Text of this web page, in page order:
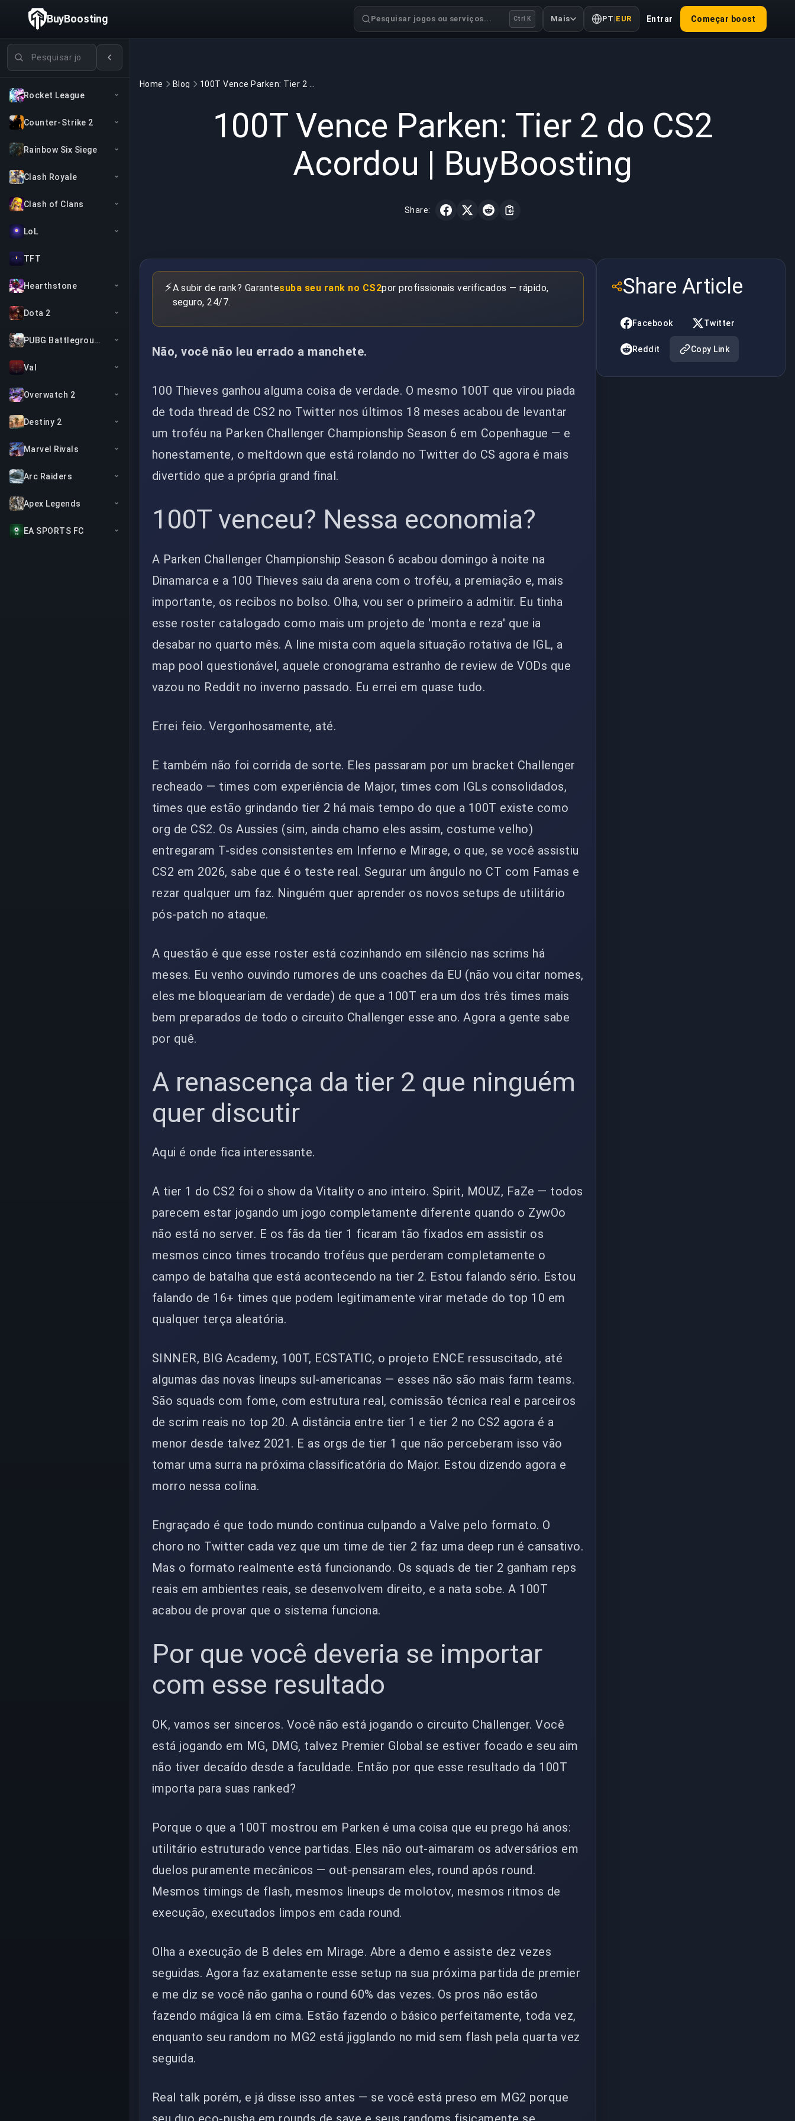
Pesquisar jogos
Rocket League
Counter-Strike 2
Rainbow Six Siege
Clash Royale
Clash of Clans
LoL
TFT
Hearthstone
Dota 2
PUBG Battlegrounds
Val
Overwatch 2
Destiny 2
Marvel Rivals
Arc Raiders
Apex Legends
EA SPORTS FC
BuyBoosting Pesquisar jogos ou serviços... Ctrl K Mais PT |EUR Entrar Começar boost
Home Blog
100T Vence Parken: Tier 2 do CS2
Acordou | BuyBoosting
Share:
⚡A subir de rank? Garantesuba seu rank no CS2por profissionais verificados — rápido,
seguro, 24/7.
Não, você não leu errado a manchete.
100 Thieves ganhou alguma coisa de verdade. O mesmo 100T que virou piada
de toda thread de CS2 no Twitter nos últimos 18 meses acabou de levantar
um troféu na Parken Challenger Championship Season 6 em Copenhague — e
honestamente, o meltdown que está rolando no Twitter do CS agora é mais
divertido que a própria grand final.
100T venceu? Nessa economia?
A Parken Challenger Championship Season 6 acabou domingo à noite na
Dinamarca e a 100 Thieves saiu da arena com o troféu, a premiação e, mais
importante, os recibos no bolso. Olha, vou ser o primeiro a admitir. Eu tinha
esse roster catalogado como mais um projeto de 'monta e reza' que ia
desabar no quarto mês. A line mista com aquela situação rotativa de IGL, a
map pool questionável, aquele cronograma estranho de review de VODs que
vazou no Reddit no inverno passado. Eu errei em quase tudo.
Errei feio. Vergonhosamente, até.
E também não foi corrida de sorte. Eles passaram por um bracket Challenger
recheado — times com experiência de Major, times com IGLs consolidados,
times que estão grindando tier 2 há mais tempo do que a 100T existe como
org de CS2. Os Aussies (sim, ainda chamo eles assim, costume velho)
entregaram T-sides consistentes em Inferno e Mirage, o que, se você assistiu
CS2 em 2026, sabe que é o teste real. Segurar um ângulo no CT com Famas e
rezar qualquer um faz. Ninguém quer aprender os novos setups de utilitário
pós-patch no ataque.
A questão é que esse roster está cozinhando em silêncio nas scrims há
meses. Eu venho ouvindo rumores de uns coaches da EU (não vou citar nomes,
eles me bloqueariam de verdade) de que a 100T era um dos três times mais
bem preparados de todo o circuito Challenger esse ano. Agora a gente sabe
por quê.
A renascença da tier 2 que ninguém
quer discutir
Aqui é onde fica interessante.
A tier 1 do CS2 foi o show da Vitality o ano inteiro. Spirit, MOUZ, FaZe — todos
parecem estar jogando um jogo completamente diferente quando o ZywOo
não está no server. E os fãs da tier 1 ficaram tão fixados em assistir os
mesmos cinco times trocando troféus que perderam completamente o
campo de batalha que está acontecendo na tier 2. Estou falando sério. Estou
falando de 16+ times que podem legitimamente virar metade do top 10 em
qualquer terça aleatória.
SINNER, BIG Academy, 100T, ECSTATIC, o projeto ENCE ressuscitado, até
algumas das novas lineups sul-americanas — esses não são mais farm teams.
São squads com fome, com estrutura real, comissão técnica real e parceiros
de scrim reais no top 20. A distância entre tier 1 e tier 2 no CS2 agora é a
menor desde talvez 2021. E as orgs de tier 1 que não perceberam isso vão
tomar uma surra na próxima classificatória do Major. Estou dizendo agora e
morro nessa colina.
Engraçado é que todo mundo continua culpando a Valve pelo formato. O
choro no Twitter cada vez que um time de tier 2 faz uma deep run é cansativo.
Mas o formato realmente está funcionando. Os squads de tier 2 ganham reps
reais em ambientes reais, se desenvolvem direito, e a nata sobe. A 100T
acabou de provar que o sistema funciona.
Por que você deveria se importar
com esse resultado
OK, vamos ser sinceros. Você não está jogando o circuito Challenger. Você
está jogando em MG, DMG, talvez Premier Global se estiver focado e seu aim
não tiver decaído desde a faculdade. Então por que esse resultado da 100T
importa para suas ranked?
Porque o que a 100T mostrou em Parken é uma coisa que eu prego há anos:
utilitário estruturado vence partidas. Eles não out-aimaram os adversários em
duelos puramente mecânicos — out-pensaram eles, round após round.
Mesmos timings de flash, mesmos lineups de molotov, mesmos ritmos de
execução, executados limpos em cada round.
Olha a execução de B deles em Mirage. Abre a demo e assiste dez vezes
seguidas. Agora faz exatamente esse setup na sua próxima partida de premier
e me diz se você não ganha o round 60% das vezes. Os pros não estão
fazendo mágica lá em cima. Estão fazendo o básico perfeitamente, toda vez,
enquanto seu random no MG2 está jigglando no mid sem flash pela quarta vez
seguida.
Real talk porém, e já disse isso antes — se você está preso em MG2 porque
Share Article
Facebook Twitter
Reddit Copy Link